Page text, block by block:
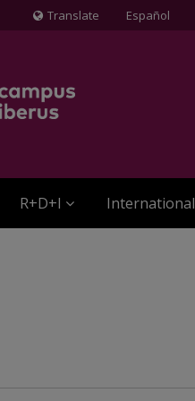
Icona
Translate Español
R+D+I International